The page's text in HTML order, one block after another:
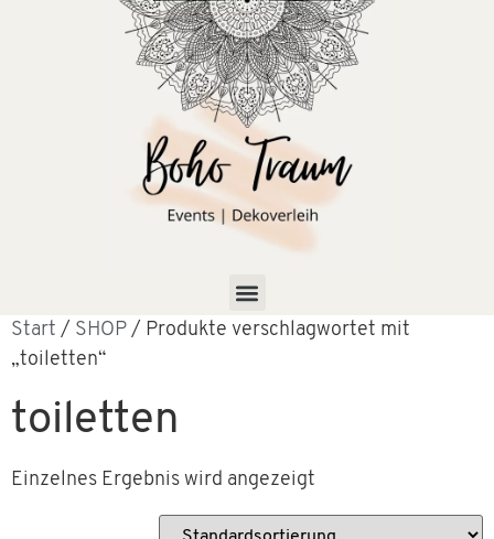
Start / SHOP / Produkte verschlagwortet mit
„toiletten“
toiletten
Einzelnes Ergebnis wird angezeigt